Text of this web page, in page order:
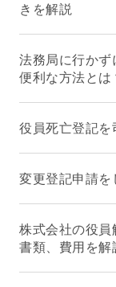
きを解説
法務局に行かず
便利な方法とは
役員死亡登記を
変更登記申請を
株式会社の役
書類、費用を解